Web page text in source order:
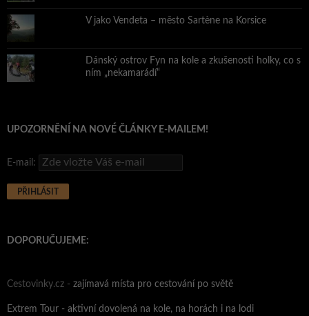
V jako Vendeta – město Sartène na Korsice
Dánský ostrov Fyn na kole a zkušenosti holky, co s
ním „nekamarádí“
UPOZORNĚNÍ NA NOVÉ ČLÁNKY E-MAILEM!
E-mail:
DOPORUČUJEME:
Cestovinky.cz - zajímavá místa pro cestování po světě
Extrem Tour - aktivní dovolená na kole, na horách i na lodi